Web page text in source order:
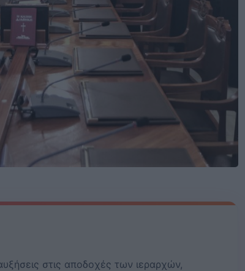
στις αποδοχές των ιεραρχών,